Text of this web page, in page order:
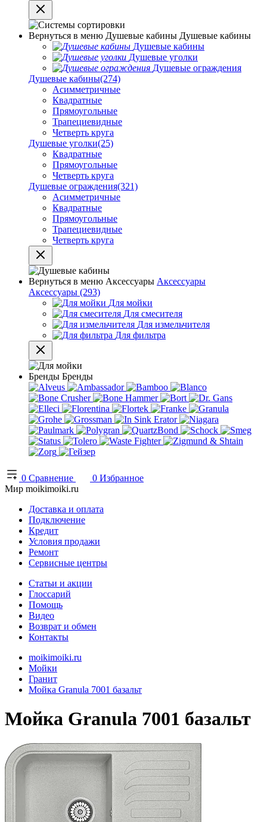
Вернуться в меню Душевые кабины Душевые кабины
Душевые кабины
Душевые уголки
Душевые ограждения
Душевые кабины(274)
Асимметричные
Квадратные
Прямоугольные
Трапециевидные
Четверть круга
Душевые уголки(25)
Квадратные
Прямоугольные
Четверть круга
Душевые ограждения(321)
Асимметричные
Квадратные
Прямоугольные
Трапециевидные
Четверть круга
Вернуться в меню Аксессуары Аксессуары
Аксессуары (293)
Для мойки
Для смесителя
Для измельчителя
Для фильтра
Бренды Бренды
0 Сравнение 0 Избранное
Мир moikimoiki.ru
Доставка и оплата
Подключение
Кредит
Условия продажи
Ремонт
Сервисные центры
Статьи и акции
Глоссарий
Помощь
Видео
Возврат и обмен
Контакты
moikimoiki.ru
Мойки
Гранит
Мойка Granula 7001 базальт
Мойка Granula 7001 базальт